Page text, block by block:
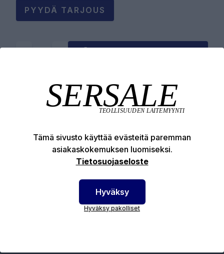
PYYDÄ TARJOUS
Tuotekuvaus
Tämä sivusto käyttää evästeitä paremman
asiakaskokemuksen luomiseksi.
Tietosuojaseloste
Hyväksy
Hyväksy pakolliset